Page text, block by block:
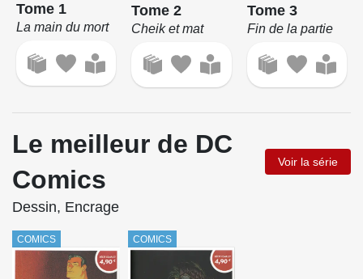
Tome 1
La main du mort
Tome 2
Cheik et mat
Tome 3
Fin de la partie
Le meilleur de DC
Comics
Voir la série
Dessin, Encrage
COMICS COMICS